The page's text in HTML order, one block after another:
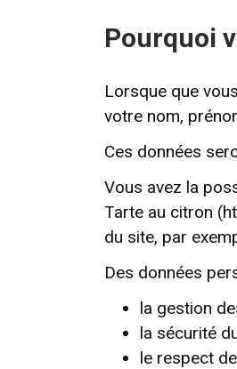
Pourquoi
Lorsque que
votre nom,
Ces données
Vous avez la
Tarte au citron
du site, par
Des données
la gestion
la sécurité
le respect